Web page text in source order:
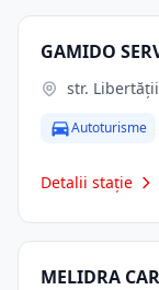
GAMIDO
str.
Autoturisme
Detalii stație
MELIDRA